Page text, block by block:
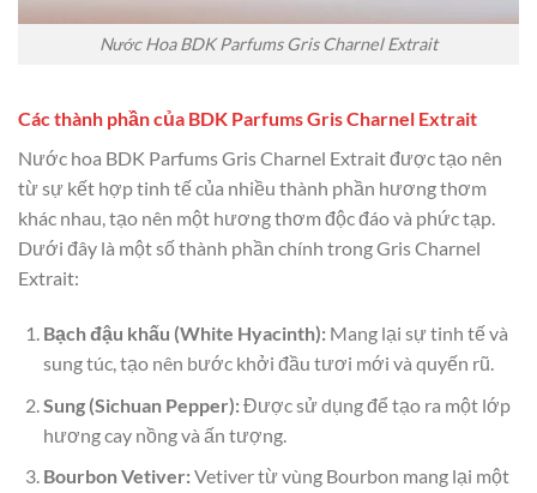
Nước Hoa BDK Parfums Gris Charnel Extrait
Các thành phần của BDK Parfums Gris Charnel Extrait
Nước hoa BDK Parfums Gris Charnel Extrait được tạo nên
từ sự kết hợp tinh tế của nhiều thành phần hương thơm
khác nhau, tạo nên một hương thơm độc đáo và phức tạp.
Dưới đây là một số thành phần chính trong Gris Charnel
Extrait:
Bạch đậu khấu (White Hyacinth):Mang lại sự tinh tế và
sung túc, tạo nên bước khởi đầu tươi mới và quyến rũ.
Sung (Sichuan Pepper):Được sử dụng để tạo ra một lớp
hương cay nồng và ấn tượng.
Bourbon Vetiver:Vetiver từ vùng Bourbon mang lại một